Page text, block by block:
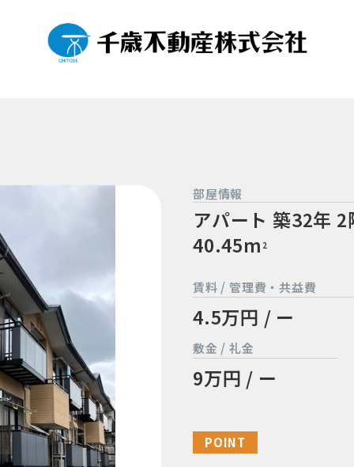
部屋情報
アパート 築32年 2
40.45m 2
賃料 / 管理費・共益費
4.5万円 / ー
敷金 / 礼金
9万円 / ー
POINT